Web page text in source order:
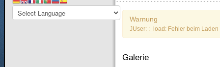
Warnung
JUser: :_load: Fehler beim
Galerie